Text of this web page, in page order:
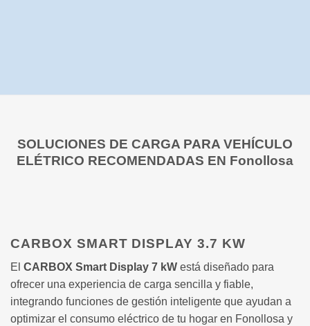
SOLUCIONES DE CARGA PARA VEHÍCULO
ELÉTRICO RECOMENDADAS EN Fonollosa
CARBOX SMART DISPLAY 3.7 KW
El CARBOX Smart Display 7 kW está diseñado para
ofrecer una experiencia de carga sencilla y fiable,
integrando funciones de gestión inteligente que ayudan a
optimizar el consumo eléctrico de tu hogar en Fonollosa y